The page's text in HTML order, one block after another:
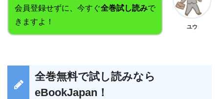
会員登録せずに、今すぐ全巻試し読みで
きますよ！
ユウ
全巻無料で試し読みなら
eBookJapan！